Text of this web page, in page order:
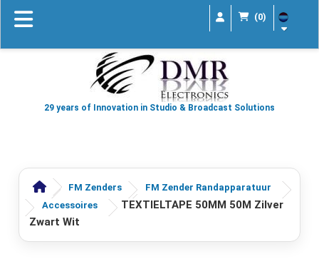
(0)
29 years of Innovation in Studio & Broadcast Solutions
FM Zenders
FM Zender Randapparatuur
Accessoires
TEXTIELTAPE 50MM 50M Zilver
Zwart Wit